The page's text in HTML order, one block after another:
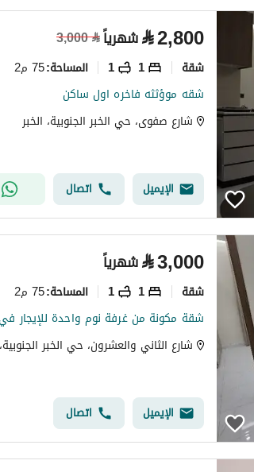
⃁2,800 شهرياً⃁
3,000
شقة 1
1 المساحة:75 م2
شقه موؤثثه فاخره اول ساكن
شارع صفوى، حي الخبر الجنوبية، الخبر
الإيميل اتصال
⃁3,000 شهرياً
شقة 1
1 المساحة:75 م2
شقة مكونة من غرفة نوم واحدة للإيجار في
شارع الثاني والعشرون، حي الخبر
الإيميل اتصال